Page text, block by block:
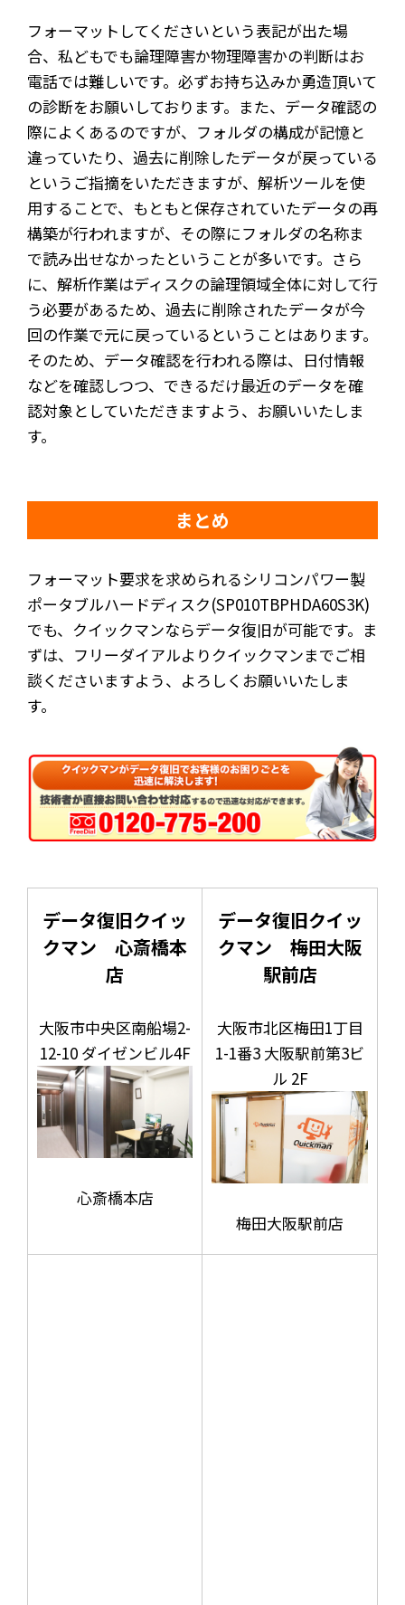
フォーマットしてくださいという表記が出た場
合、私どもでも論理障害か物理障害かの判断はお
電話では難しいです。必ずお持ち込みか勇造頂いて
の診断をお願いしております。また、データ確認の
際によくあるのですが、フォルダの構成が記憶と
違っていたり、過去に削除したデータが戻っている
というご指摘をいただきますが、解析ツールを使
用することで、もともと保存されていたデータの再
構築が行われますが、その際にフォルダの名称ま
で読み出せなかったということが多いです。さら
に、解析作業はディスクの論理領域全体に対して行
う必要があるため、過去に削除されたデータが今
回の作業で元に戻っているということはあります。
そのため、データ確認を行われる際は、日付情報
などを確認しつつ、できるだけ最近のデータを確
認対象としていただきますよう、お願いいたしま
す。
まとめ
フォーマット要求を求められるシリコンパワー製
ポータブルハードディスク(SP010TBPHDA60S3K)
でも、クイックマンならデータ復旧が可能です。ま
ずは、フリーダイアルよりクイックマンまでご相
談くださいますよう、よろしくお願いいたしま
す。
データ復旧クイッ
クマン 心斎橋本
店
大阪市中央区南船場2-
12-10 ダイゼンビル4F
心斎橋本店
データ復旧クイッ
クマン 梅田大阪
駅前店
大阪市北区梅田1丁目
1-1番3 大阪駅前第3ビ
ル 2F
梅田大阪駅前店